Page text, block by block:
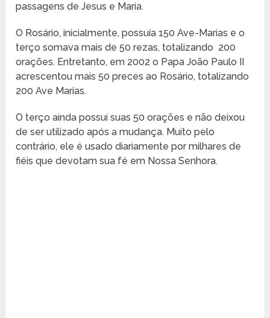
passagens de Jesus e Maria.
O Rosário, inicialmente, possuía 150 Ave-Marias e o
terço somava mais de 50 rezas, totalizando 200
orações. Entretanto, em 2002 o Papa João Paulo II
acrescentou mais 50 preces ao Rosário, totalizando
200 Ave Marias.
O terço ainda possui suas 50 orações e não deixou
de ser utilizado após a mudança. Muito pelo
contrário, ele é usado diariamente por milhares de
fiéis que devotam sua fé em Nossa Senhora.